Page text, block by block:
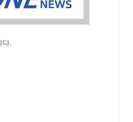
다.